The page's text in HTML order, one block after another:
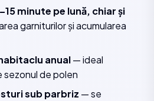
minute pe lună, chiar și
garniturilor și acumularea
anual— ideal
sezonul de polen
sub parbriz — se